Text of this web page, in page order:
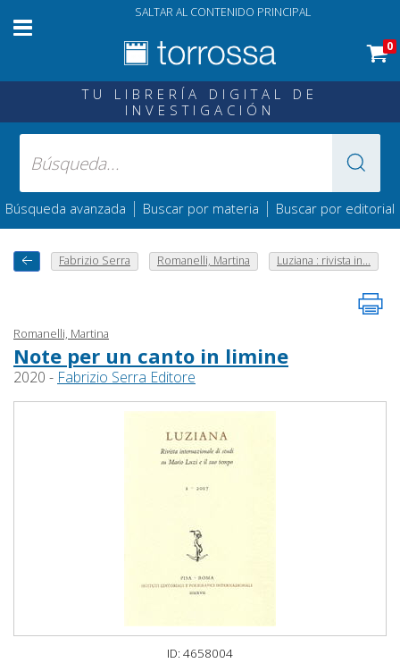
SALTAR AL CONTENIDO PRINCIPAL
0
TU LIBRERÍA DIGITAL DE
INVESTIGACIÓN
Búsqueda avanzada | Buscar por materia | Buscar por editorial
Fabrizio Serra Romanelli, Martina Luziana : rivista in...
Romanelli, Martina
Note per un canto in limine
2020 - Fabrizio Serra Editore
ID: 4658004